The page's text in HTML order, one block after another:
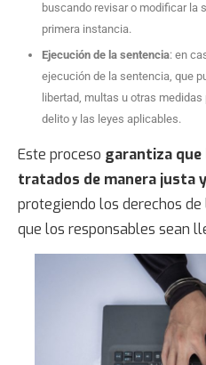
buscando revisar o modificar la
primera instancia.
Ejecución de la sentencia: en
ejecución de la sentencia, que
libertad, multas u otras
delito y las leyes aplicables.
Este proceso garantiza que
tratados de manera justa
protegiendo los derechos
que los responsables sean